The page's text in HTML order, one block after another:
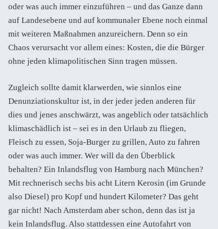
oder was auch immer einzuführen – und das Ganze dann
auf Landesebene und auf kommunaler Ebene noch einmal
mit weiteren Maßnahmen anzureichern. Denn so ein
Chaos verursacht vor allem eines: Kosten, die die Bürger
ohne jeden klimapolitischen Sinn tragen müssen.
Zugleich sollte damit klarwerden, wie sinnlos eine
Denunziationskultur ist, in der jeder jeden anderen für
dies und jenes anschwärzt, was angeblich oder tatsächlich
klimaschädlich ist – sei es in den Urlaub zu fliegen,
Fleisch zu essen, Soja-Burger zu grillen, Auto zu fahren
oder was auch immer. Wer will da den Überblick
behalten? Ein Inlandsflug von Hamburg nach München?
Mit rechnerisch sechs bis acht Litern Kerosin (im Grunde
also Diesel) pro Kopf und hundert Kilometer? Das geht
gar nicht! Nach Amsterdam aber schon, denn das ist ja
kein Inlandsflug. Also stattdessen eine Autofahrt von